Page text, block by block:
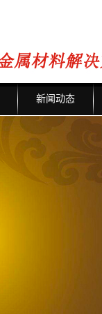
新闻动态